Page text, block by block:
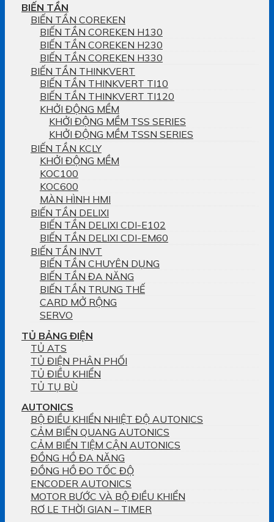
BIẾN TẦN
BIẾN TẦN COREKEN
BIẾN TẦN COREKEN H130
BIẾN TẦN COREKEN H230
BIẾN TẦN COREKEN H330
BIẾN TẦN THINKVERT
BIẾN TẦN THINKVERT TI10
BIẾN TẦN THINKVERT TI120
KHỞI ĐỘNG MỀM
KHỞI ĐỘNG MỀM TSS SERIES
KHỞI ĐỘNG MỀM TSSN SERIES
BIẾN TẦN KCLY
KHỞI ĐỘNG MỀM
KOC100
KOC600
MÀN HÌNH HMI
BIẾN TẦN DELIXI
BIẾN TẦN DELIXI CDI-E102
BIẾN TẦN DELIXI CDI-EM60
BIẾN TẦN INVT
BIẾN TẦN CHUYÊN DỤNG
BIẾN TẦN ĐA NĂNG
BIẾN TẦN TRUNG THẾ
CARD MỞ RỘNG
SERVO
TỦ BẢNG ĐIỆN
TỦ ATS
TỦ ĐIỆN PHÂN PHỐI
TỦ ĐIỀU KHIỂN
TỦ TỤ BÙ
AUTONICS
BỘ ĐIỀU KHIỂN NHIỆT ĐỘ AUTONICS
CẢM BIẾN QUANG AUTONICS
CẢM BIẾN TIỆM CẬN AUTONICS
ĐỒNG HỒ ĐA NĂNG
ĐỒNG HỒ ĐO TỐC ĐỘ
ENCODER AUTONICS
MOTOR BƯỚC VÀ BỘ ĐIỀU KHIỂN
RƠ LE THỜI GIAN – TIMER